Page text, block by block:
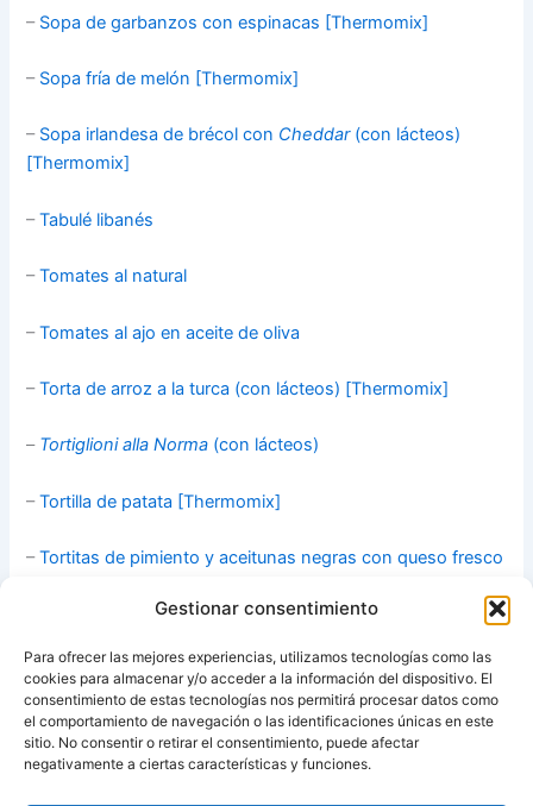
Gestionar consentimiento
Para ofrecer las mejores experiencias, utilizamos tecnologías como las
cookies para almacenar y/o acceder a la información del dispositivo. El
consentimiento de estas tecnologías nos permitirá procesar datos como
el comportamiento de navegación o las identificaciones únicas en este
sitio. No consentir o retirar el consentimiento, puede afectar
negativamente a ciertas características y funciones.
– Sopa de garbanzos con espinacas [Thermomix]
– Sopa fría de melón [Thermomix]
– Sopa irlandesa de brécol con Cheddar (con lácteos)
[Thermomix]
–Tabulé libanés
–Tomates al natural
–Tomates al ajo en aceite de oliva
–Torta de arroz a la turca (con lácteos) [Thermomix]
– Tortiglioni alla Norma (con lácteos)
–Tortilla de patata [Thermomix]
–Tortitas de pimiento y aceitunas negras con queso fresco
–Zanahorias glaseadas con vinagre de Módena
Fuente:María’s Recipe Book